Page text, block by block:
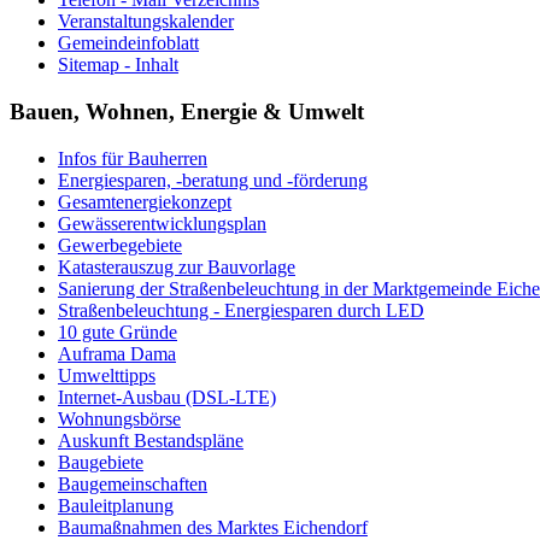
Veranstaltungskalender
Gemeindeinfoblatt
Sitemap - Inhalt
Bauen, Wohnen, Energie & Umwelt
Infos für Bauherren
Energiesparen, -beratung und -förderung
Gesamtenergiekonzept
Gewässerentwicklungsplan
Gewerbegebiete
Katasterauszug zur Bauvorlage
Sanierung der Straßenbeleuchtung in der Marktgemeinde
Straßenbeleuchtung - Energiesparen durch LED
10 gute Gründe
Auframa Dama
Umwelttipps
Internet-Ausbau (DSL-LTE)
Wohnungsbörse
Auskunft Bestandspläne
Baugebiete
Baugemeinschaften
Bauleitplanung
Baumaßnahmen des Marktes Eichendorf